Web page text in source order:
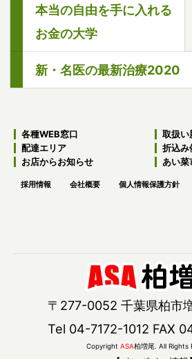
本当の自由を手に入れる
お金の大学
新・名医の最新治療2020
各種WEB窓口
取扱い
配達エリア
折込み
お店からお知らせ
あい菜
採用情報 会社概要 個人情報保護方針
〒277-0052 千葉県柏市
Tel 04-7172-1012 FAX
Copyright ASA柏増尾. All Rights